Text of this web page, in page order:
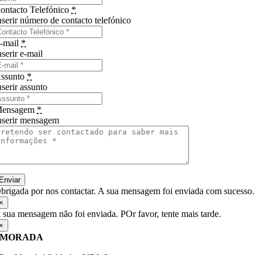
Telefónico *
número de contacto telefónico
mail *
e-mail
*
assunto
*
mensagem
por nos contactar. A sua mensagem foi enviada com sucesso.
sua mensagem não foi enviada. POr favor, tente mais tarde.
MORADA